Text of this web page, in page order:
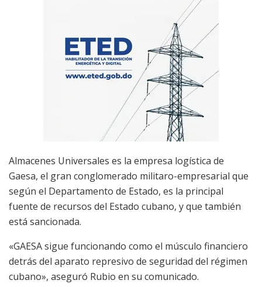
Almacenes Universales es la empresa logística de
Gaesa, el gran conglomerado militaro-empresarial que
según el Departamento de Estado, es la principal
fuente de recursos del Estado cubano, y que también
está sancionada.
«GAESA sigue funcionando como el músculo financiero
detrás del aparato represivo de seguridad del régimen
cubano», aseguró Rubio en su comunicado.